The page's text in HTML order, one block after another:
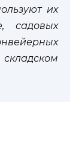
их
садовых